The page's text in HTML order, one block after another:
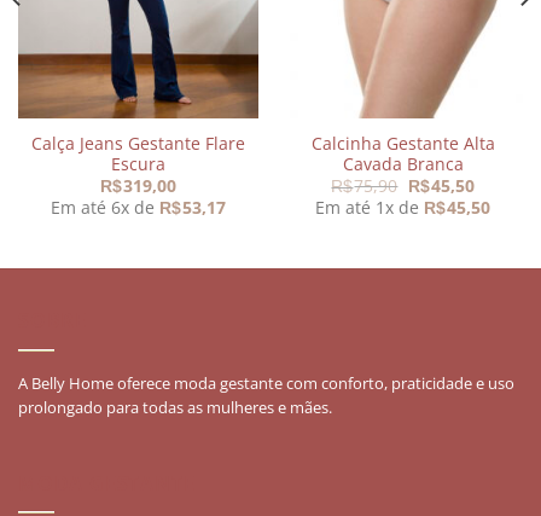
Calça Jeans Gestante Flare
Escura
R$319,00
Em até 6x de R$53,17
Calcinha Gestante Alta
Cavada Branca
R$75,90 O
preço
original
R$45,50O
preço
atual
Em até 1x de R$45,50
A Belly Home oferece moda gestante com conforto, praticidade e uso
prolongado para todas as mulheres e mães.